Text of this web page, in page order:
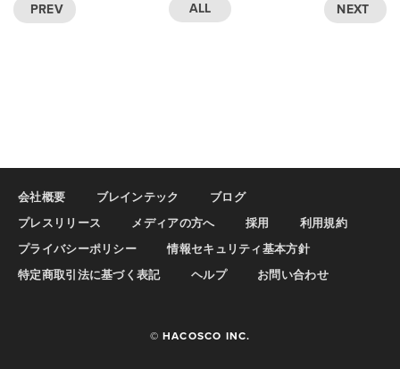
PREV ALL NEXT
会社概要 ブレインテック
ブログ
プレスリリース
メディアの方へ 採用
利用規約
プライバシーポリシー
情報セキュリティ基本方針
特定商取引法に基づく表記
ヘルプ お問い合わせ
© HACOSCO INC.